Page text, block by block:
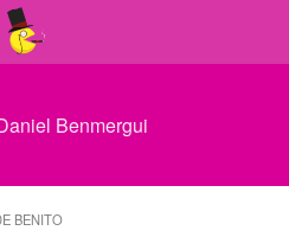
Benmergui
BENITO